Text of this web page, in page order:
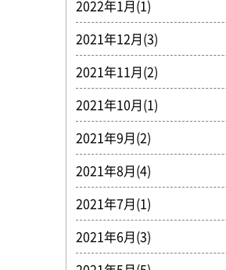
2022年1月(1)
2021年12月(3)
2021年11月(2)
2021年10月(1)
2021年9月(2)
2021年8月(4)
2021年7月(1)
2021年6月(3)